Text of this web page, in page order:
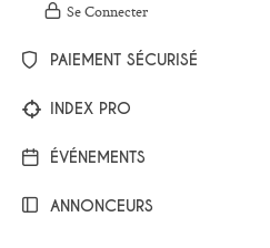
Se Connecter
PAIEMENT SÉCURISÉ
INDEX PRO
ÉVÉNEMENTS
ANNONCEURS